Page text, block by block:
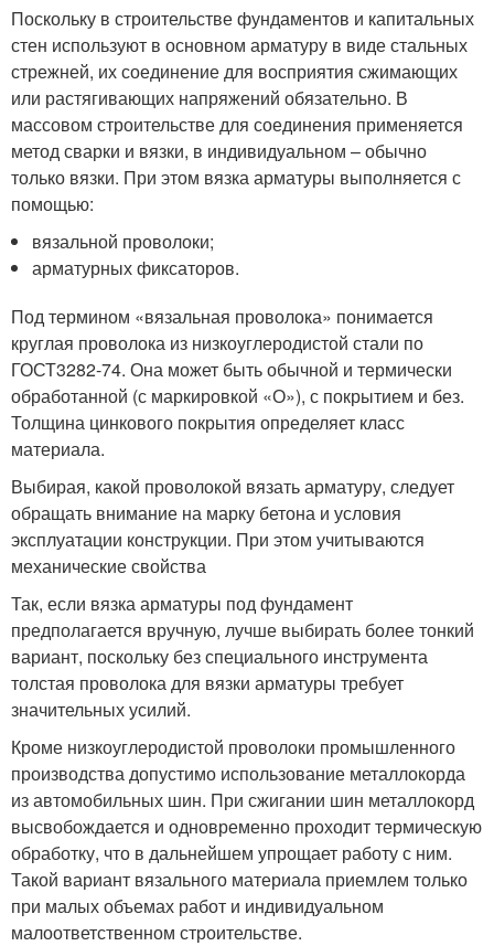
Поскольку в строительстве фундаментов и капитальных
стен используют в основном арматуру в виде стальных
стрежней, их соединение для восприятия сжимающих
или растягивающих напряжений обязательно. В
массовом строительстве для соединения применяется
метод сварки и вязки, в индивидуальном – обычно
только вязки. При этом вязка арматуры выполняется с
помощью:
вязальной проволоки;
арматурных фиксаторов.
Под термином «вязальная проволока» понимается
круглая проволока из низкоуглеродистой стали по
ГОСТ3282-74. Она может быть обычной и термически
обработанной (с маркировкой «О»), с покрытием и без.
Толщина цинкового покрытия определяет класс
материала.
Выбирая, какой проволокой вязать арматуру, следует
обращать внимание на марку бетона и условия
эксплуатации конструкции. При этом учитываются
механические свойства
Так, если вязка арматуры под фундамент
предполагается вручную, лучше выбирать более тонкий
вариант, поскольку без специального инструмента
толстая проволока для вязки арматуры требует
значительных усилий.
Кроме низкоуглеродистой проволоки промышленного
производства допустимо использование металлокорда
из автомобильных шин. При сжигании шин металлокорд
высвобождается и одновременно проходит термическую
обработку, что в дальнейшем упрощает работу с ним.
Такой вариант вязального материала приемлем только
при малых объемах работ и индивидуальном
малоответственном строительстве.